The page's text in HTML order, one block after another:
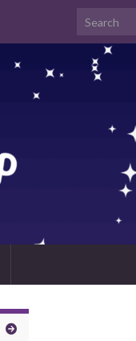
Search for: